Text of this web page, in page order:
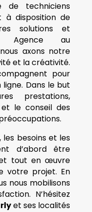
de techniciens
à disposition de
solutions et
Agence au
axons notre
et la créativité.
pour
Dans le but
prestations,
et le conseil des
les besoins et les
d’abord être
tout en œuvre
votre projet. En
nous mobilisons
N’hésitez
et ses localités